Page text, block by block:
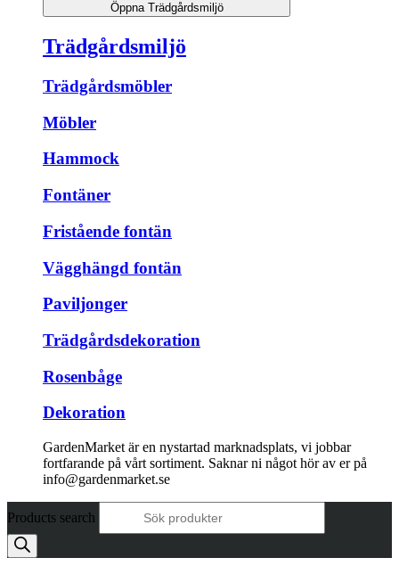
Öppna Trädgårdsmiljö
Trädgårdsmiljö
Trädgårdsmöbler
Möbler
Hammock
Fontäner
Fristående fontän
Vägghängd fontän
Paviljonger
Trädgårdsdekoration
Rosenbåge
Dekoration
GardenMarket är en nystartad marknadsplats, vi jobbar
fortfarande på vårt sortiment. Saknar ni något hör av er på
info@gardenmarket.se
Products search